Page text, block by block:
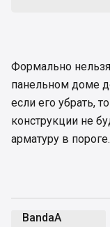
Формально
панельном доме
если его убрать,
конструкции не
арматуру в пороге.
BandaA